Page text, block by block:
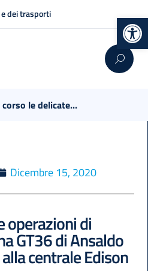
dei trasporti
le delicate...
Dicembre 15, 2020
operazioni di
GT36 di Ansaldo
centrale Edison